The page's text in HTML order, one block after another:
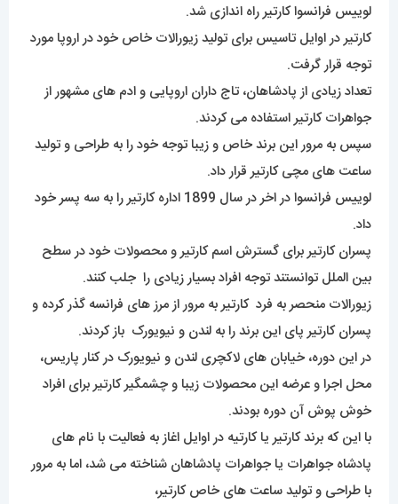
لوییس فرانسوا کارتیر راه اندازی شد.
کارتیر در اوایل تاسیس برای تولید زیورالات خاص خود در اروپا مورد
توجه قرار گرفت.
تعداد زیادی از پادشاهان، تاج داران اروپایی و ادم های مشهور از
جواهرات کارتیر استفاده می کردند.
سپس به مرور این برند خاص و زیبا توجه خود را به طراحی و تولید
ساعت های مچی کارتیر قرار داد.
لوییس فرانسوا در اخر در سال 1899 اداره کارتیر را به سه پسر خود
داد.
پسران کارتیر برای گسترش اسم کارتیر و محصولات خود در سطح
بین الملل توانستند توجه افراد بسیار زیادی را جلب کنند.
زیورالات منحصر به فرد کارتیر به مرور از مرز های فرانسه گذر کرده و
پسران کارتیر پای این برند را به لندن و نیویورک باز کردند.
در این دوره، خیابان های لاکچری لندن و نیویورک در کنار پاریس،
محل اجرا و عرضه این محصولات زیبا و چشمگیر کارتیر برای افراد
خوش پوش آن دوره بودند.
با این که برند کارتیر یا کارتیه در اوایل اغاز به فعالیت با نام های
پادشاه جواهرات یا جواهرات پادشاهان شناخته می شد، اما به مرور
با طراحی و تولید ساعت های خاص کارتیر،